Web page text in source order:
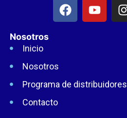
Nosotros
Inicio
Nosotros
Programa de distribuidores
Contacto